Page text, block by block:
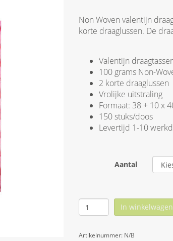
Non Woven valentijn
korte draaglussen. De
Valentijn
100 grams Non-
2 korte draaglussen
Vrolijke uitstraling
Formaat: 38 + 10 x
150 stuks/doos
Levertijd 1-10
Aantal
In winkelwagen
Artikelnummer: N/B